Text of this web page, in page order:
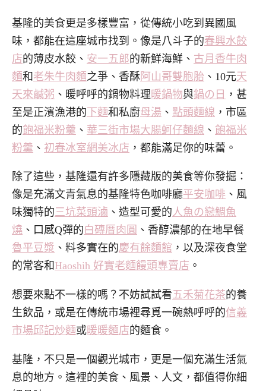
基隆的美食更是多樣豐富，從傳統小吃到異國風
味，都能在這座城市找到。像是八斗子的春興水餃
店的薄皮水餃、 安一五郎的新鮮海鮮、 古月香牛肉
麵和 老朱牛肉麵之爭、香酥阿山哥雙胞胎 、10元天
天來鹹粥 、暖呼呼的鍋物料理暖鍋物與鍋の日 ，甚
至是正濱漁港的下麵和私廚母湯 、 點頭麵線 ，市區
的飽福米粉羹 、 華三街市場大腸蚵仔麵線 、 飽福米
粉羹 、 初春冰室網美冰店 ，都能滿足你的味蕾。
除了這些，基隆還有許多隱藏版的美食等你發掘：
像是充滿文青氣息的基隆特色咖啡廳平安咖啡 、風
味獨特的三坑菜頭滷 、造型可愛的人魚の戀鯛魚
燒 、口感Q彈的 白磚厝肉圓 、香醇濃郁的在地早餐
魯平豆漿 、料多實在的慶有餘麵館 ，以及深夜食堂
的常客和 Haoshih 好實老麵饅頭專賣店 。
想要來點不一樣的嗎？不妨試試看五禾菊花茶的養
生飲品，或是在傳統市場裡尋覓一碗熱呼呼的信義
市場邱記炒麵或暖暖麵店的麵食。
基隆，不只是一個觀光城市，更是一個充滿生活氣
息的地方。這裡的美食、風景、人文，都值得你細